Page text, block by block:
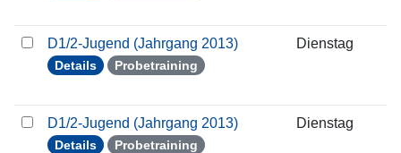
D1/2-Jugend (Jahrgang 2013)
Details Probetraining
Dienstag
D1/2-Jugend (Jahrgang 2013)
Details Probetraining
Dienstag